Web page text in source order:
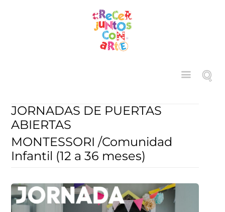
JORNADAS DE PUERTAS
ABIERTAS
MONTESSORI /Comunidad
Infantil (12 a 36 meses)